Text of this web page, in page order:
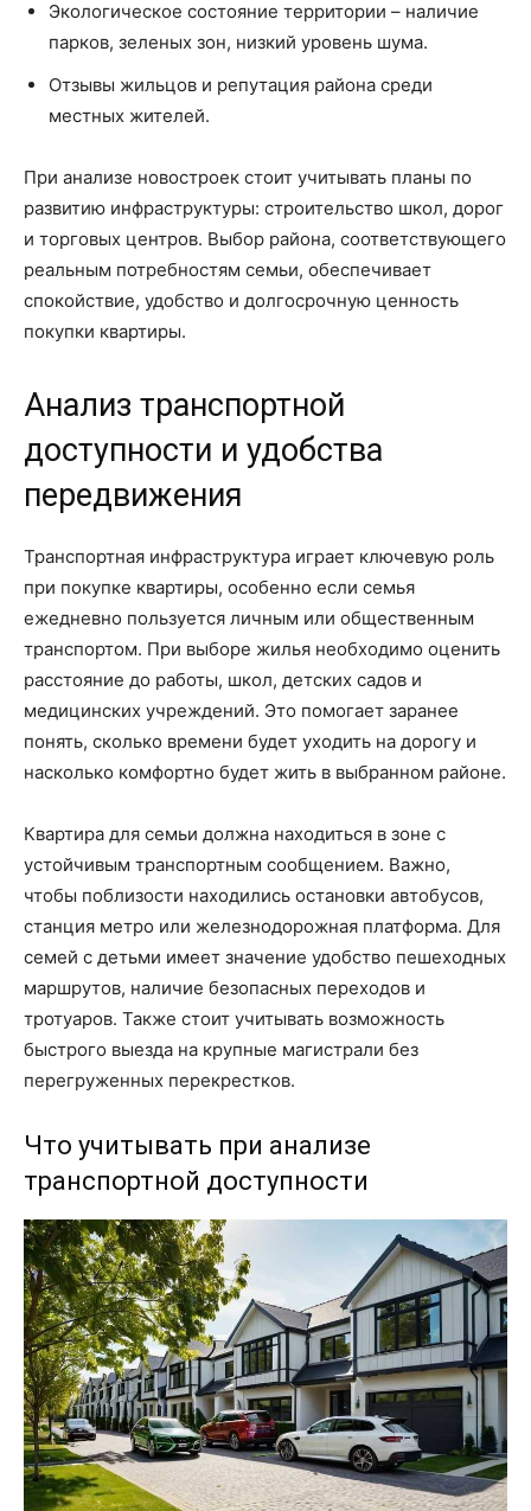
Экологическое состояние территории – наличие
парков, зеленых зон, низкий уровень шума.
Отзывы жильцов и репутация района среди
местных жителей.
При анализе новостроек стоит учитывать планы по
развитию инфраструктуры: строительство школ, дорог
и торговых центров. Выбор района, соответствующего
реальным потребностям семьи, обеспечивает
спокойствие, удобство и долгосрочную ценность
покупки квартиры.
Анализ транспортной
доступности и удобства
передвижения
Транспортная инфраструктура играет ключевую роль
при покупке квартиры, особенно если семья
ежедневно пользуется личным или общественным
транспортом. При выборе жилья необходимо оценить
расстояние до работы, школ, детских садов и
медицинских учреждений. Это помогает заранее
понять, сколько времени будет уходить на дорогу и
насколько комфортно будет жить в выбранном районе.
Квартира для семьи должна находиться в зоне с
устойчивым транспортным сообщением. Важно,
чтобы поблизости находились остановки автобусов,
станция метро или железнодорожная платформа. Для
семей с детьми имеет значение удобство пешеходных
маршрутов, наличие безопасных переходов и
тротуаров. Также стоит учитывать возможность
быстрого выезда на крупные магистрали без
перегруженных перекрестков.
Что учитывать при анализе
транспортной доступности